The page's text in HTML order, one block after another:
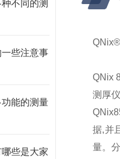
不同的测
些注意事
能的测量
些是大家
QNix
测厚
据,并
量。